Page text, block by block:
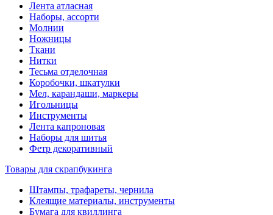
Лента атласная
Наборы, ассорти
Молнии
Ножницы
Ткани
Нитки
Тесьма отделочная
Коробочки, шкатулки
Мел, карандаши, маркеры
Игольницы
Инструменты
Лента капроновая
Наборы для шитья
Фетр декоративный
Товары для скрапбукинга
Штампы, трафареты, чернила
Клеящие материалы, инструменты
Бумага для квиллинга